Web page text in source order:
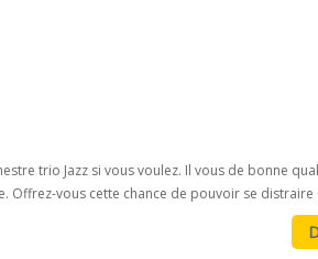
trio Jazz si vous voulez. Il vous de bonne
Offrez-vous cette chance de pouvoir se distraire